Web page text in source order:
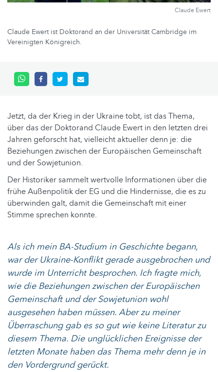
Claude Ewert
Claude Ewert ist Doktorand an der Universität Cambridge im
Vereinigten Königreich.
Jetzt, da der Krieg in der Ukraine tobt, ist das Thema,
über das der Doktorand Claude Ewert in den letzten drei
Jahren geforscht hat, vielleicht aktueller denn je: die
Beziehungen zwischen der Europäischen Gemeinschaft
und der Sowjetunion.
Der Historiker sammelt wertvolle Informationen über die
frühe Außenpolitik der EG und die Hindernisse, die es zu
überwinden galt, damit die Gemeinschaft mit einer
Stimme sprechen konnte.
Als ich mein BA-Studium in Geschichte begann,
war der Ukraine-Konflikt gerade ausgebrochen und
wurde im Unterricht besprochen. Ich fragte mich,
wie die Beziehungen zwischen der Europäischen
Gemeinschaft und der Sowjetunion wohl
ausgesehen haben müssen. Aber zu meiner
Überraschung gab es so gut wie keine Literatur zu
diesem Thema. Die unglücklichen Ereignisse der
letzten Monate haben das Thema mehr denn je in
den Vordergrund gerückt.